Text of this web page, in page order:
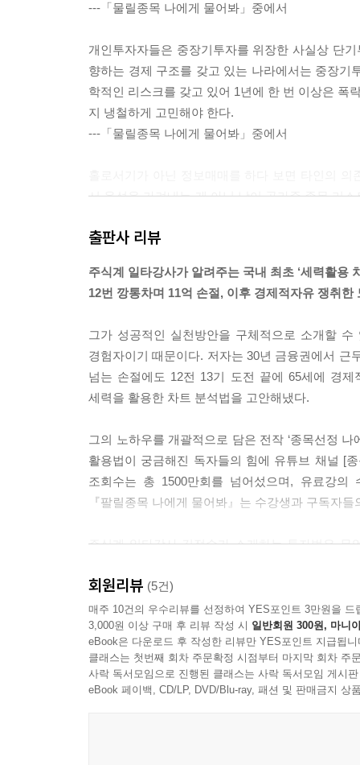
---「물릴종목 나에게 물어봐」중에서
개인투자자들은 중장기투자를 위장한 사실상 단
향하는 경제 구조를 갖고 있는 나라에서는 중장
학적인 리스크를 갖고 있어 1년에 한 번 이상은 폭
지 냉철하게 고민해야 한다.
---「물릴종목 나에게 물어봐」중에서
서 옥석을 가려내는 게 아닌 남이 골라준 종목 리
높이고, 이를 회복하려다 몰빵 투자를 이어가는
주식은 유통업이다. 유통업이 본질은 물건을 생산
이 핵심이다.
---「물릴종목 나에게 물어봐」중에서
개인투자자들이 투자에 성공하려면 어떻게 해야
이후 연습해야 한다. 연습 과정에 큰돈을 굴리면
공포를 이기면 고수요, 미련을 이기면 달인’이란
다. 빨리 이익을 내려고 조급해하다 보면 오히려
---「물릴종목 나에게 물어봐」중에서
대로 된 차트분석이 무엇인지 배워보지 못했기에
차트를 잘만 살피면 기업 재무제표부터 회계정보,
차트다. 이를 기반으로 미래를 예측할 수 있는 것
그림이다
---「물릴종목 나에게 물어봐」중에서
출판사 리뷰
주식계 일타강사가 알려주는 국내 최초 ‘세력활용
12번 깡통차며 11억 손절, 이후 경제적자유 쟁취한
그가 성공적인 실천방안을 구체적으로 소개할
경험자이기 때문이다. 저자는 30년 금융권에서
넘는 손절에도 12전 13기 도전 끝에 65세에 경
세력을 활용한 차트 분석법을 고안해냈다.
그의 노하우를 개괄적으로 담은 전작 ‘종목선정
활용법이 궁금해진 독자들의 힘에 유튜브 채널 [
조회수는 총 1500만회를 넘어섰으며, 유료강
『팔릴종목 나에게 물어봐』는 수강생과 구독자
주식계 일타강사 김정수가 소개하는 투자법은 무
노하우를 낱낱이 공개한다. 이 방법을 기반으로
하락장에도 돈 버는 종목 대공개…사야 할, 팔아야
5만 건 실거래 기반으로 뽑아낸 돈 버는 차트 240개
저자는 나아가 위 방식으로 어떤 종목을 사고 팔
회원리뷰 (5건)
매주 10건의 우수리뷰를 선정하여 YES포인트 3만원을 드
3,000원 이상 구매 후 리뷰 작성 시 일반회원 300원, 마니
eBook은 다운로드 후 작성한 리뷰만 YES포인트 지급됩니
클래스는 첫번째 회차 주문확정 시점부터 마지막 회차 주
사락 독서모임으로 진행된 클래스는 사락 독서모임 게시
eBook 페이백, CD/LP, DVD/Blu-ray, 패션 및 판매금지 상